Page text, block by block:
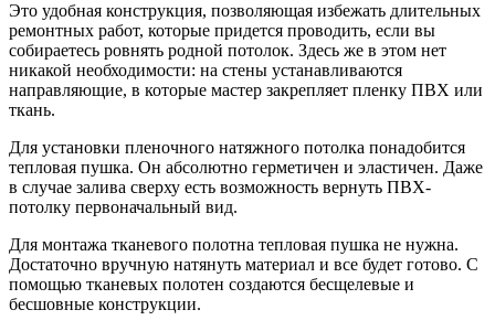
Это удобная конструкция, позволяющая избежать длительных
ремонтных работ, которые придется проводить, если вы
собираетесь ровнять родной потолок. Здесь же в этом нет
никакой необходимости: на стены устанавливаются
направляющие, в которые мастер закрепляет пленку ПВХ или
ткань.
Для установки пленочного натяжного потолка понадобится
тепловая пушка. Он абсолютно герметичен и эластичен. Даже
в случае залива сверху есть возможность вернуть ПВХ-
потолку первоначальный вид.
Для монтажа тканевого полотна тепловая пушка не нужна.
Достаточно вручную натянуть материал и все будет готово. С
помощью тканевых полотен создаются бесщелевые и
бесшовные конструкции.